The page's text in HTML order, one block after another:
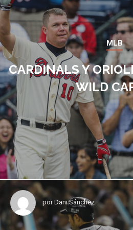
MLB
CARDINALS Y
WILD
porDani Sánchez